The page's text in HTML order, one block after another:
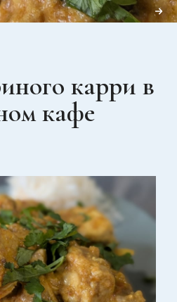
карри в
кафе